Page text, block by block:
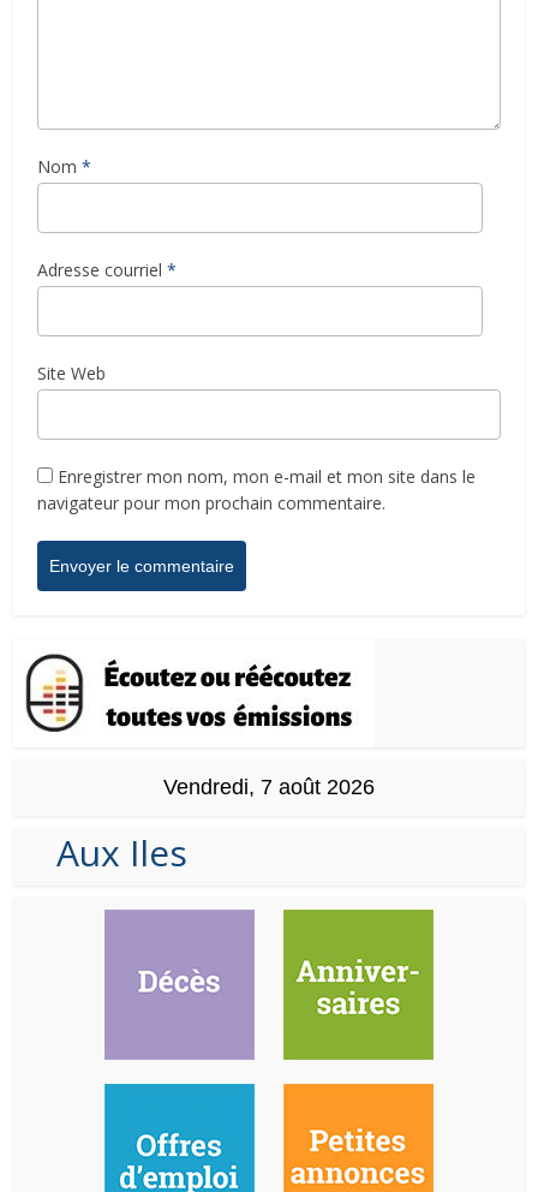
Nom *
Adresse courriel *
Site Web
Enregistrer mon nom, mon e-mail et mon site dans le
navigateur pour mon prochain commentaire.
Vendredi, 7 août 2026
Aux Iles